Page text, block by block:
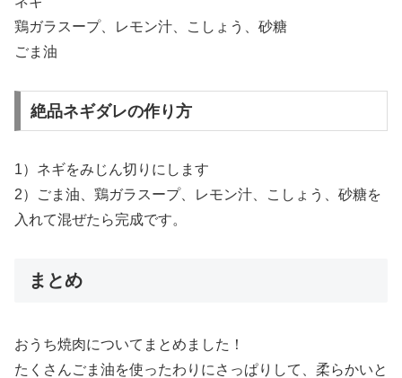
鶏ガラスープ、レモン汁、こしょう、砂糖
ごま油
絶品ネギダレの作り方
1）ネギをみじん切りにします
2）ごま油、鶏ガラスープ、レモン汁、こしょう、砂糖を
入れて混ぜたら完成です。
まとめ
おうち焼肉についてまとめました！
たくさんごま油を使ったわりにさっぱりして、柔らかいと